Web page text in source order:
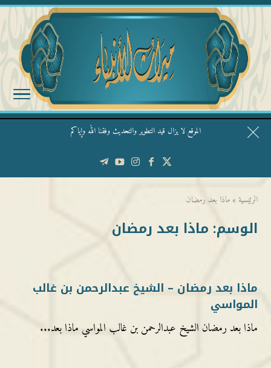
الموقع لا يزال قيد التطوير والتحديث وفقنا الله وإياكم
قال الشيخ ربيع وفقه الله: نحن ليس عندنا تقديس الأشخاص
الرئيسية » ماذا بعد رمضان
الوسم: ماذا بعد رمضان
ماذا بعد رمضان – الشيخ عبدالرحمن بن غالب
المواسي
ماذا بعد رمضان الشيخ عبدالرحمن بن غالب المواسي ماذا بعد...